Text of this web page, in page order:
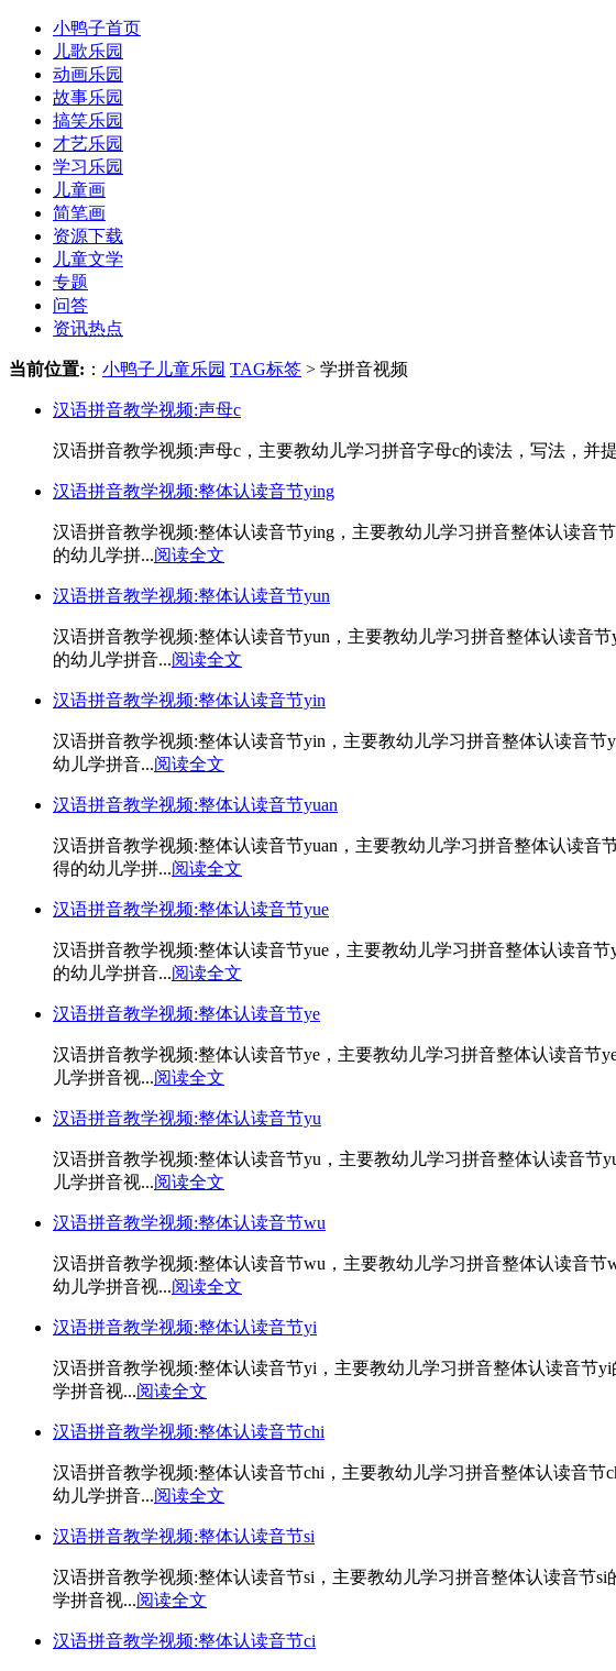
小鸭子首页
儿歌乐园
动画乐园
故事乐园
搞笑乐园
才艺乐园
学习乐园
儿童画
简笔画
资源下载
儿童文学
专题
问答
资讯热点
当前位置: ： 小鸭子儿童乐园 TAG标签 > 学拼音视频
汉语拼音教学视频:声母c
汉语拼音教学视频:声母c，主要教幼儿学习拼音字母c的读法，写法，
汉语拼音教学视频:整体认读音节ying
汉语拼音教学视频:整体认读音节ying，主要教幼儿学习拼音整体认读音
的幼儿学拼...阅读全文
汉语拼音教学视频:整体认读音节yun
汉语拼音教学视频:整体认读音节yun，主要教幼儿学习拼音整体认读音
的幼儿学拼音...阅读全文
汉语拼音教学视频:整体认读音节yin
汉语拼音教学视频:整体认读音节yin，主要教幼儿学习拼音整体认读音
幼儿学拼音...阅读全文
汉语拼音教学视频:整体认读音节yuan
汉语拼音教学视频:整体认读音节yuan，主要教幼儿学习拼音整体认读
得的幼儿学拼...阅读全文
汉语拼音教学视频:整体认读音节yue
汉语拼音教学视频:整体认读音节yue，主要教幼儿学习拼音整体认读音
的幼儿学拼音...阅读全文
汉语拼音教学视频:整体认读音节ye
汉语拼音教学视频:整体认读音节ye，主要教幼儿学习拼音整体认读音
儿学拼音视...阅读全文
汉语拼音教学视频:整体认读音节yu
汉语拼音教学视频:整体认读音节yu，主要教幼儿学习拼音整体认读音
儿学拼音视...阅读全文
汉语拼音教学视频:整体认读音节wu
汉语拼音教学视频:整体认读音节wu，主要教幼儿学习拼音整体认读音
幼儿学拼音视...阅读全文
汉语拼音教学视频:整体认读音节yi
汉语拼音教学视频:整体认读音节yi，主要教幼儿学习拼音整体认读音节
学拼音视...阅读全文
汉语拼音教学视频:整体认读音节chi
汉语拼音教学视频:整体认读音节chi，主要教幼儿学习拼音整体认读音
幼儿学拼音...阅读全文
汉语拼音教学视频:整体认读音节si
汉语拼音教学视频:整体认读音节si，主要教幼儿学习拼音整体认读音节
学拼音视...阅读全文
汉语拼音教学视频:整体认读音节ci